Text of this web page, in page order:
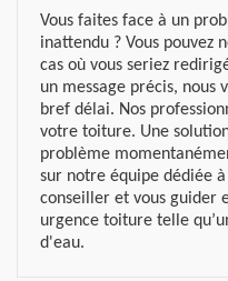
Vous faites face à un
inattendu ? Vous pouvez
cas où vous seriez
un message précis, nous
bref délai. Nos
votre toiture. Une
problème
sur notre équipe dédiée à
conseiller et vous guider
urgence toiture telle
d'eau.